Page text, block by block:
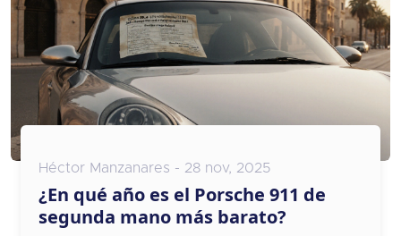
Héctor Manzanares - 28 nov, 2025
¿En qué año es el Porsche 911 de
segunda mano más barato?